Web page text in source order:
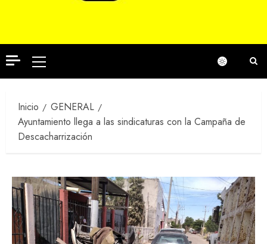
Menú
principal
Inicio
GENERAL
Ayuntamiento llega a las sindicaturas con la Campaña de
Descacharrización